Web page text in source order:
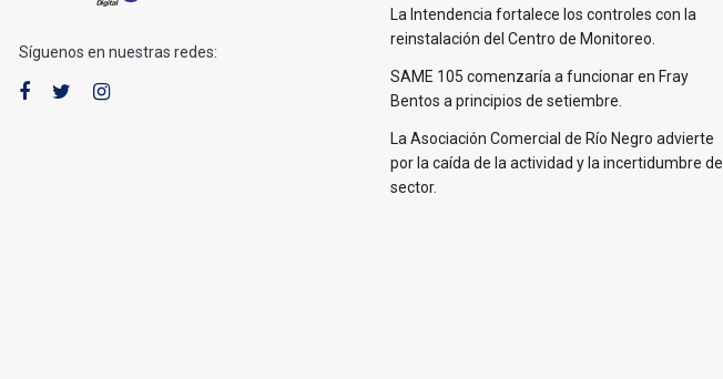
Síguenos en nuestras redes:
La Intendencia fortalece los controles con la
reinstalación del Centro de Monitoreo.
SAME 105 comenzaría a funcionar en Fray
Bentos a principios de setiembre.
La Asociación Comercial de Río Negro advierte
por la caída de la actividad y la incertidumbre del
sector.